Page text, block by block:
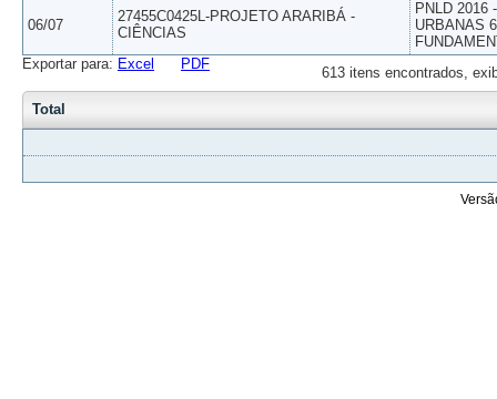
06/07
27455C0425L-PROJETO ARARIBÁ -
CIÊNCIAS
PNLD 2016
URBANAS
613 itens encontrados,
Exportar para: Excel PDF
Total